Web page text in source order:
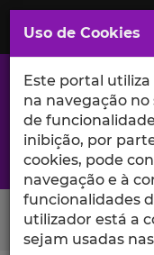
Saltar
para
Conteúdo
Principal
A excelência da
Search Button
Uso de Cookies
Este portal
na navegação
de
inibição, por
cookies, pode
navegação e à
funcionalidades
utilizador está a
sejam usadas